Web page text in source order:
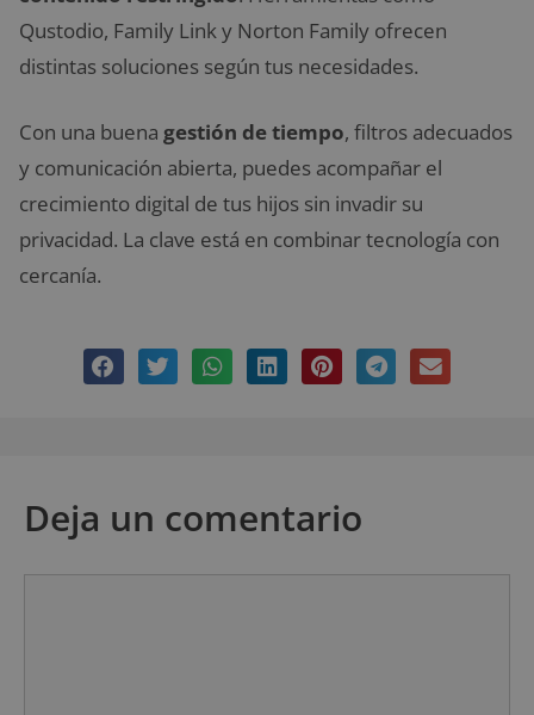
Qustodio, Family Link y Norton Family ofrecen
distintas soluciones según tus necesidades.
Con una buena gestión de tiempo, filtros adecuados
y comunicación abierta, puedes acompañar el
crecimiento digital de tus hijos sin invadir su
privacidad. La clave está en combinar tecnología con
cercanía.
Deja un comentario